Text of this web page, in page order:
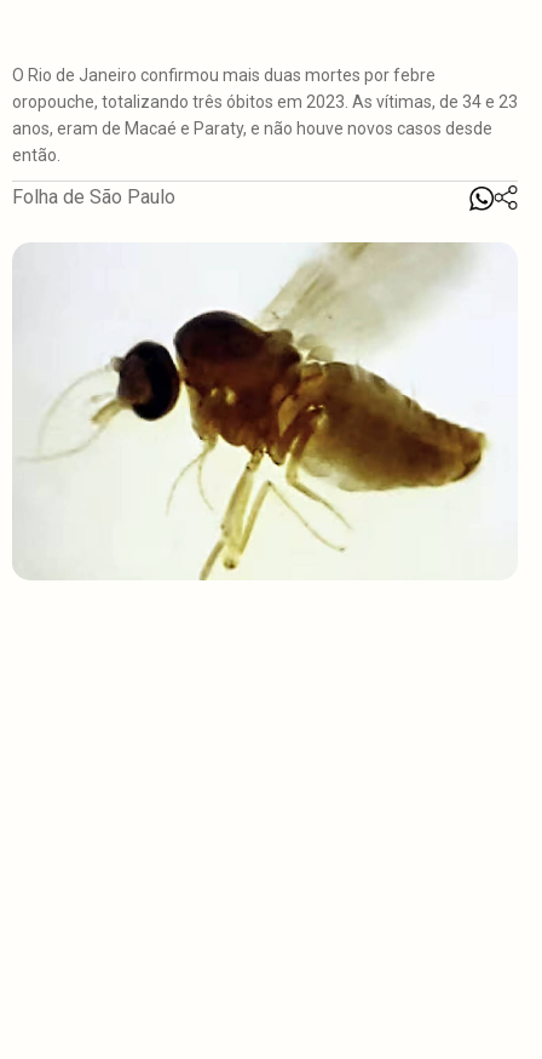
O Rio de Janeiro confirmou mais duas mortes por febre
oropouche, totalizando três óbitos em 2023. As vítimas, de 34 e 23
anos, eram de Macaé e Paraty, e não houve novos casos desde
então.
Folha de São Paulo